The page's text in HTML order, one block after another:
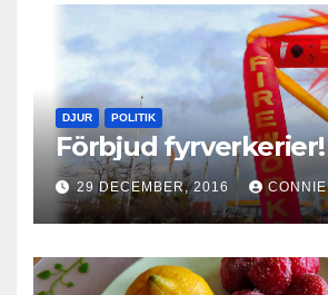
DJUR POLITIK
Förbjud fyrverkerier!
29 DECEMBER, 2016 CONNIE